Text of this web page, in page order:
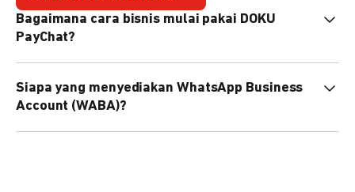
Bagaimana cara bisnis mulai pakai DOKU
PayChat?
nanti tim kami bantu setup. Bisa juga pakai nomor
WhatsApp bisnis yang sudah dimiliki sendiri, atau dari
DOKU yang buatkan WhatsApp Bisnis terverifikasi juga
Siapa yang menyediakan WhatsApp Business
Account (WABA)?